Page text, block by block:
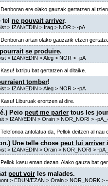
Denboran ere olako gauzak gertatzen al
ne pouvait arriver.
> IZAN/EDIN > Irag> NOR > -pA
Denboran artan olako gauzarik etzen
pourrait se produire.
> IZAN/EDIN >Aleg> NOR > -pA
Kasu! Ixtripu bat gertatzen al ditaike.
tomber!
> IZAN/EDIN >Aleg> NOR > -pA
Kasu! Liburuak erortzen al dire.
Peio peut me parlertous les
> IZAN/EDIN > Orain> NOR_NORI > -
Telefonoa antolatua da, Pellok deitzen al nau
Une telle chose peut lui arriver
> IZAN/EDIN > Orain> NOR_NORI > -
Pellok kasu eman dezan. Alako gauza bat
peut voirles malades.
> EDUN/EZAN > Orain> NOR_NORK >